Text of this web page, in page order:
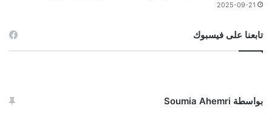
2025-09-21
تابعنا على فيسبوك
بواسطة Soumia Ahemri